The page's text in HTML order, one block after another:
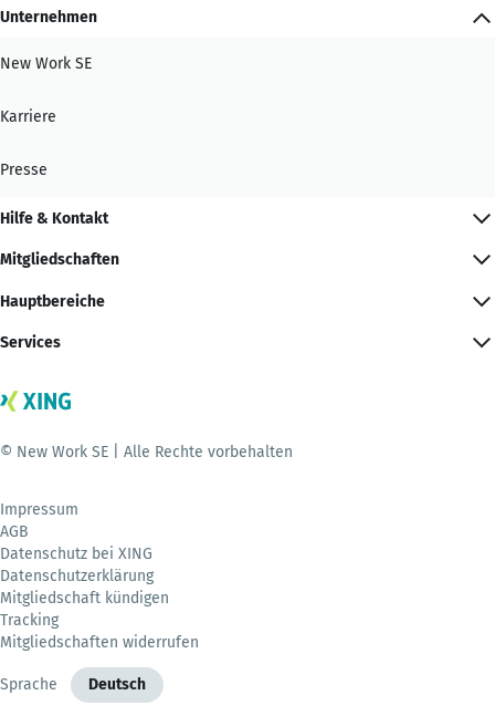
Unternehmen
New Work SE
Karriere
Presse
Hilfe & Kontakt
Mitgliedschaften
Hauptbereiche
Services
© New Work SE | Alle Rechte vorbehalten
Impressum
AGB
Datenschutz bei XING
Datenschutzerklärung
Mitgliedschaft kündigen
Tracking
Mitgliedschaften widerrufen
Sprache Deutsch